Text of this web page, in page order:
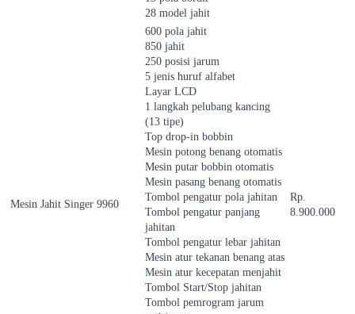
28 model jahit
Mesin Jahit Singer 9960
600 pola jahit
850 jahit
250 posisi jarum
5 jenis huruf alfabet
Layar LCD
1 langkah pelubang kancing
(13 tipe)
Top drop-in bobbin
Mesin potong benang otomatis
Mesin putar bobbin otomatis
Mesin pasang benang otomatis
Tombol pengatur pola jahitan
Tombol pengatur panjang
jahitan
Tombol pengatur lebar jahitan
Mesin atur tekanan benang atas
Mesin atur kecepatan menjahit
Tombol Start/Stop jahitan
Tombol pemrogram jarum
Rp.
8.900.000